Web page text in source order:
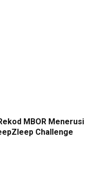
MBOR Menerusi
Challenge